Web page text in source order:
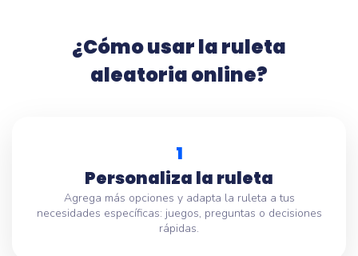
¿Cómo usar la ruleta
aleatoria online?
1
Personaliza la ruleta
Agrega más opciones y adapta la ruleta a tus
necesidades específicas: juegos, preguntas o decisiones
rápidas.